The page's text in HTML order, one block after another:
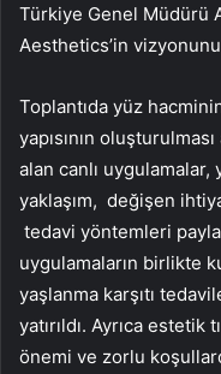
Türkiye Genel Müdürü
Aesthetics’in
Toplantıda yüz
yapısının
alan canlı
yaklaşım, değişen
tedavi yöntemleri
uygulamaların birlikte
yaşlanma karşıtı
yatırıldı. Ayrıca
önemi ve zorlu